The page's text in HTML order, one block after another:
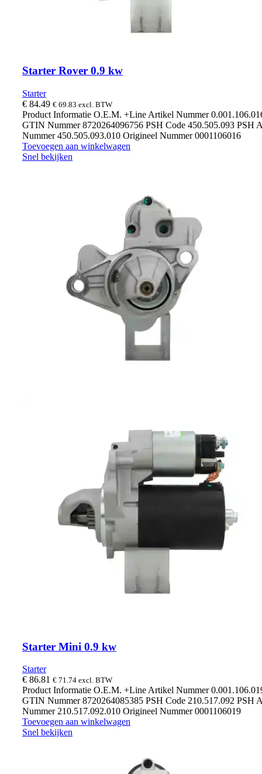
Starter Rover 0.9 kw
Starter
€ 84.49 € 69.83 excl. BTW
Product Informatie O.E.M. +Line Artikel Nummer
GTIN Nummer 8720264096756 PSH Code 450.505.093 PSH
Nummer 450.505.093.010 Origineel Nummer 0001106016
Toevoegen aan winkelwagen
Snel bekijken
Starter Mini 0.9 kw
Starter
€ 86.81 € 71.74 excl. BTW
Product Informatie O.E.M. +Line Artikel Nummer
GTIN Nummer 8720264085385 PSH Code 210.517.092 PSH
Nummer 210.517.092.010 Origineel Nummer 0001106019
Toevoegen aan winkelwagen
Snel bekijken